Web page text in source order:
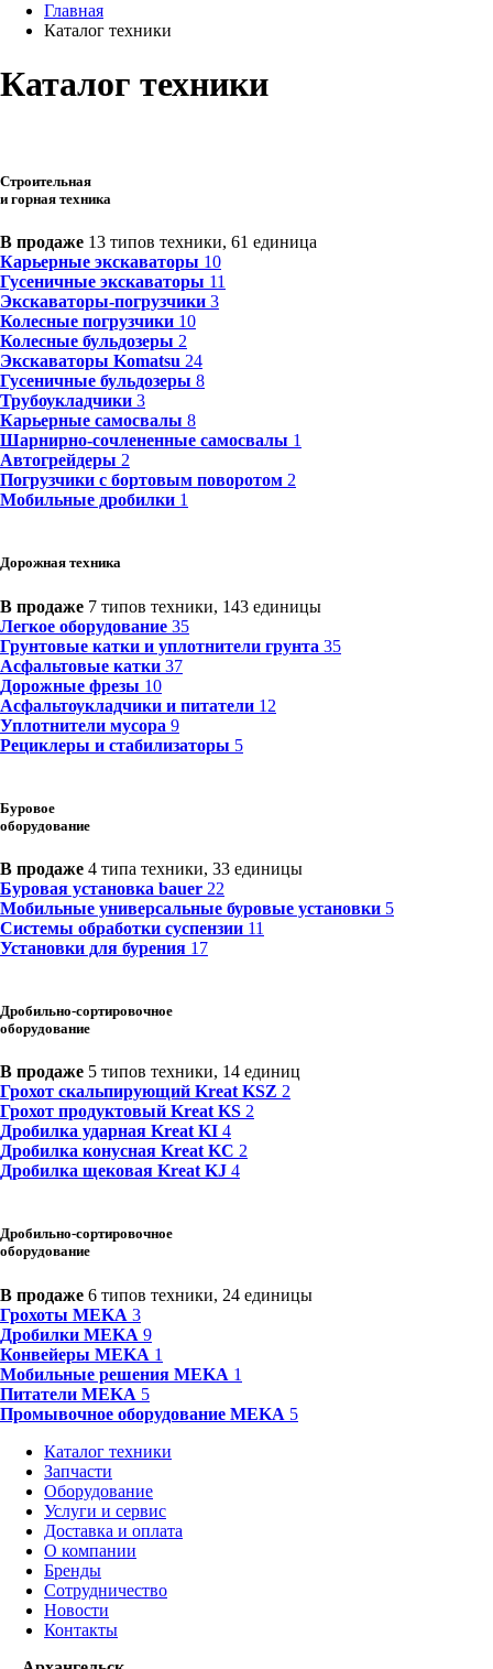
Главная
Каталог техники
Каталог техники
Строительная
и горная техника
В продаже 13 типов техники, 61 единица
Карьерные экскаваторы 10
Гусеничные экскаваторы 11
Экскаваторы-погрузчики 3
Колесные погрузчики 10
Колесные бульдозеры 2
Экскаваторы Komatsu 24
Гусеничные бульдозеры 8
Трубоукладчики 3
Карьерные самосвалы 8
Шарнирно-сочлененные cамосвалы 1
Автогрейдеры 2
Погрузчики с бортовым поворотом 2
Мобильные дробилки 1
Дорожная техника
В продаже 7 типов техники, 143 единицы
Легкое оборудование 35
Грунтовые катки и уплотнители грунта 35
Асфальтовые катки 37
Дорожные фрезы 10
Асфальтоукладчики и питатели 12
Уплотнители мусора 9
Рециклеры и стабилизаторы 5
Буровое
оборудование
В продаже 4 типа техники, 33 единицы
Буровая установка bauer 22
Мобильные универсальные буровые установки 5
Системы обработки суспензии 11
Установки для бурения 17
Дробильно-сортировочное
оборудование
В продаже 5 типов техники, 14 единиц
Грохот скальпирующий Kreat KSZ 2
Грохот продуктовый Kreat KS 2
Дробилка ударная Kreat KI 4
Дробилка конусная Kreat KC 2
Дробилка щековая Kreat KJ 4
Дробильно-сортировочное
оборудование
В продаже 6 типов техники, 24 единицы
Грохоты MEKA 3
Дробилки MEKA 9
Конвейеры MEKA 1
Мобильные решения MEKA 1
Питатели MEKA 5
Промывочное оборудование MEKA 5
Каталог техники
Запчасти
Оборудование
Услуги и сервис
Доставка и оплата
О компании
Бренды
Сотрудничество
Новости
Контакты